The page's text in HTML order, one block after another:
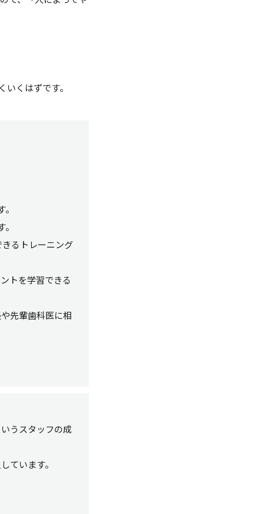
くはずです。
るトレーニング
トを学習できる
先輩歯科医に相
うスタッフの成
ています。